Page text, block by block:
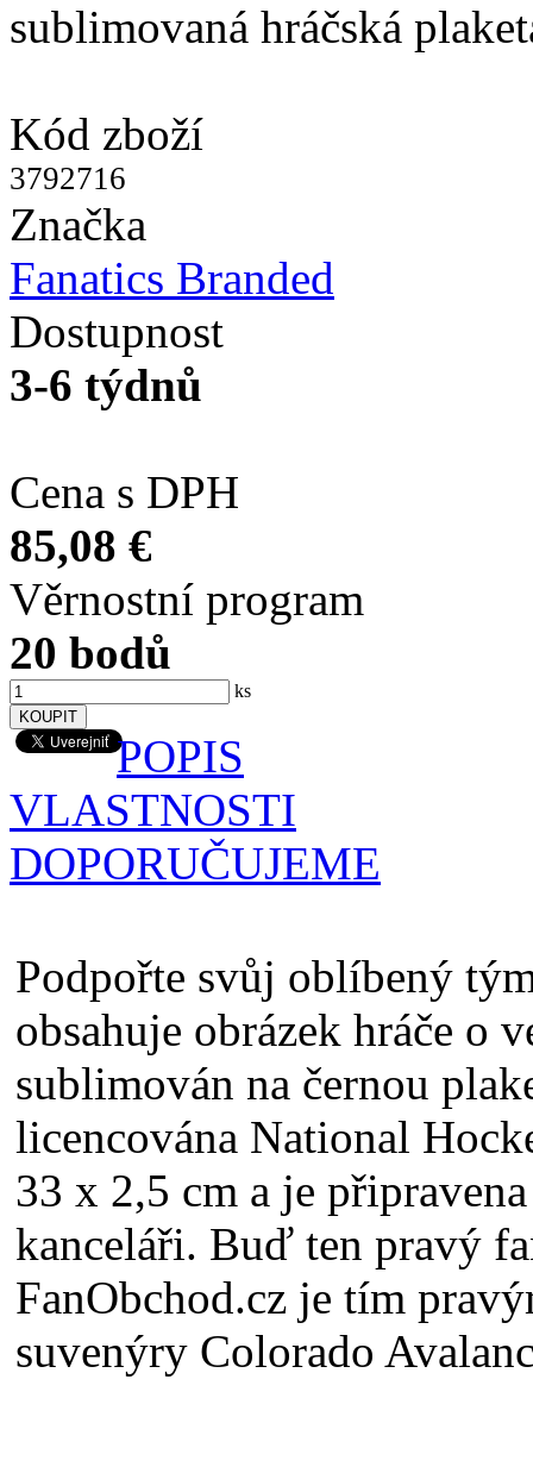
sublimovaná hráčská
Kód zboží
3792716
Značka
Fanatics Branded
Dostupnost
3-6 týdnů
Cena s DPH
85,08 €
Věrnostní program
20 bodů
ks
POPIS
VLASTNOSTI
DOPORUČUJEME
Podpořte svůj oblíbený
obsahuje obrázek hráče o
sublimován na černou
licencována National
33 x 2,5 cm a je
kanceláři. Buď ten pravý
FanObchod.cz je tím
suvenýry Colorado